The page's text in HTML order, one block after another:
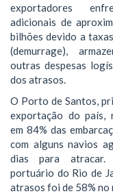
exportadores
adicionais de
bilhões devido a
(demurrage),
outras despesas
dos atrasos.
O Porto de Santos,
exportação do país,
em 84% das
com alguns navios
dias para
portuário do Rio de
atrasos foi de 58% no